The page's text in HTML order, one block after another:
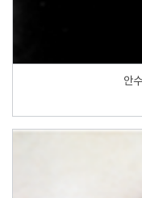
안